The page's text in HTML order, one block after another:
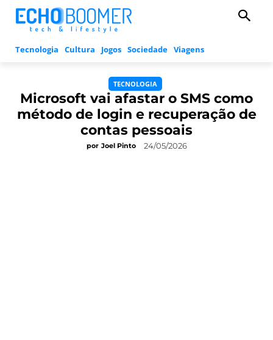
Tecnologia Cultura Jogos Sociedade Viagens
TECNOLOGIA
Microsoft vai afastar o SMS como
método de login e recuperação de
contas pessoais
por Joel Pinto 24/05/2026